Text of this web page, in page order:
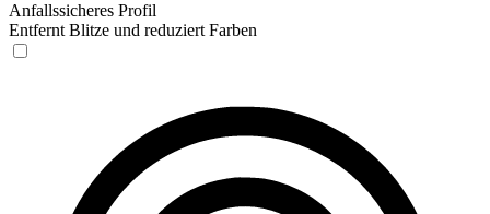
Anfallssicheres Profil
Entfernt Blitze und reduziert Farben